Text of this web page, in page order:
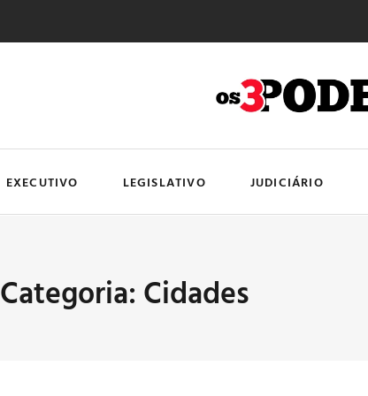
EXECUTIVO LEGISLATIVO JUDICIÁRIO
Categoria: Cidades